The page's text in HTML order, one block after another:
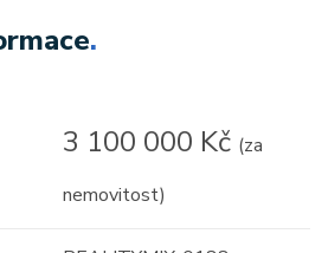
.
3 100 000 Kč (za
nemovitost)